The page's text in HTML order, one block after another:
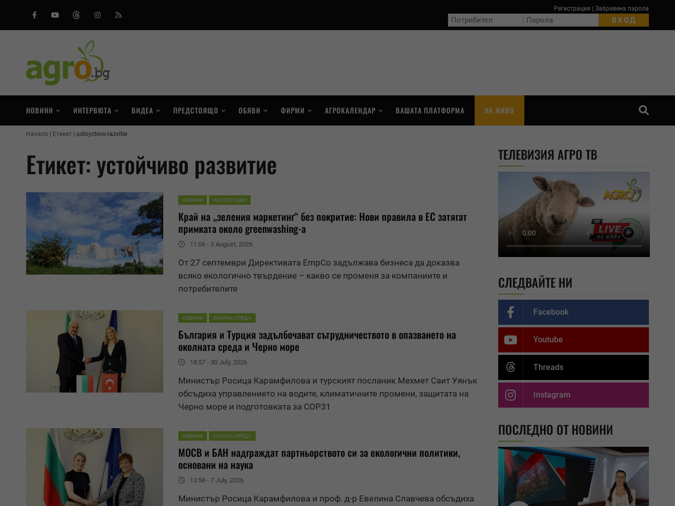
FacebookYoutubeThreadsInstagram
RSS
Регистрация Забравена парола
НОВИНИ ИНТЕРВЮТА ВИДЕА ПРЕДСТОЯЩО ОБЯВИ ФИРМИ АГРОКАЛЕНДАР ВАШАТА ПЛАТФОРМА НА ЖИВО
Начало Етикет ustoychivo-razvitie
Етикет: устойчиво развитие
НОВИНИ ИНСТИТУЦИИ
Край на „зеления маркетинг“ без покритие: Нови правила в ЕС затягат
примката около greenwashing-а
11:06 - 3 August, 2026
От 27 септември Директивата EmpCo задължава бизнеса да доказва
всяко екологично твърдение – какво се променя за компаниите и
потребителите
НОВИНИ ОКОЛНА СРЕДА
България и Турция задълбочават сътрудничеството в опазването на
околната среда и Черно море
18:57 - 30 July, 2026
Министър Росица Карамфилова и турският посланик Мехмет Саит Уянък
обсъдиха управлението на водите, климатичните промени, защитата на
Черно море и подготовката за COP31
НОВИНИ ОКОЛНА СРЕДА
МОСВ и БАН надграждат партньорството си за екологични политики,
основани на наука
13:58 - 7 July, 2026
Министър Росица Карамфилова и проф. д-р Евелина Славчева обсъдиха
ТЕЛЕВИЗИЯ АГРО ТВ
СЛЕДВАЙТЕ НИ
Facebook
Youtube
Threads
Instagram
ПОСЛЕДНО ОТ НОВИНИ